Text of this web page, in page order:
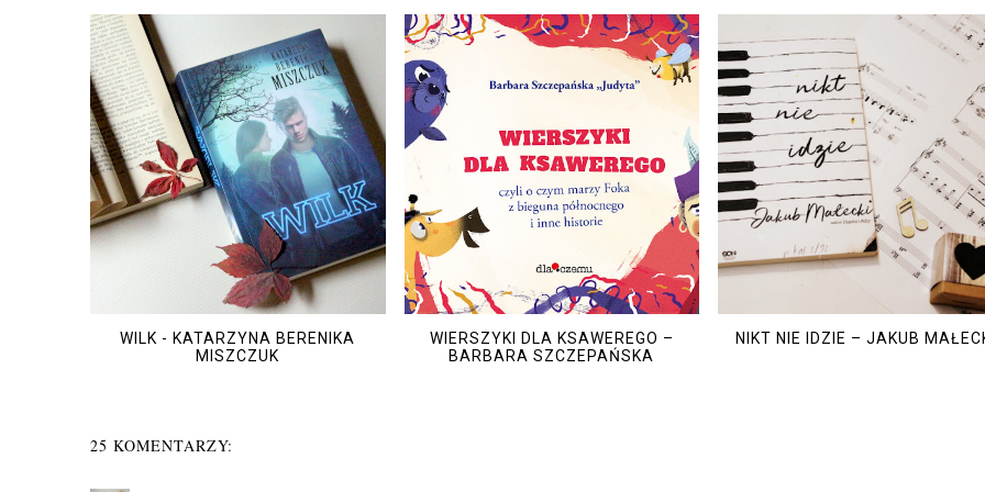
WILK - KATARZYNA BERENIKA
MISZCZUK
WIERSZYKI DLA KSAWEREGO –
BARBARA SZCZEPAŃSKA
NIKT NIE IDZIE – JAKUB
25 KOMENTARZY: